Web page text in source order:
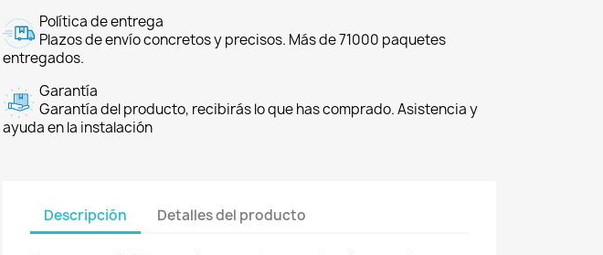
Política de entrega
Plazos de envío concretos y precisos. Más de 71000 paquetes
entregados.
Garantía
Garantía del producto, recibirás lo que has comprado. Asistencia y
ayuda en la instalación
Descripción Detalles del producto